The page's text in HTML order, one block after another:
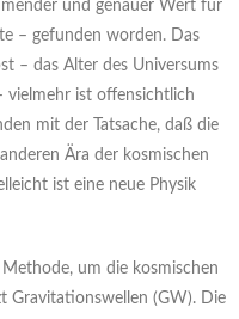
und genauer Wert für
– gefunden worden. Das
– das Alter des Universums
vielmehr ist offensichtlich
mit der Tatsache, daß die
Ära der kosmischen
ist eine neue Physik
um die kosmischen
Gravitationswellen (GW). Die